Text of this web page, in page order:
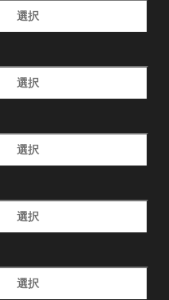
選択
選択
選択
選択
選択